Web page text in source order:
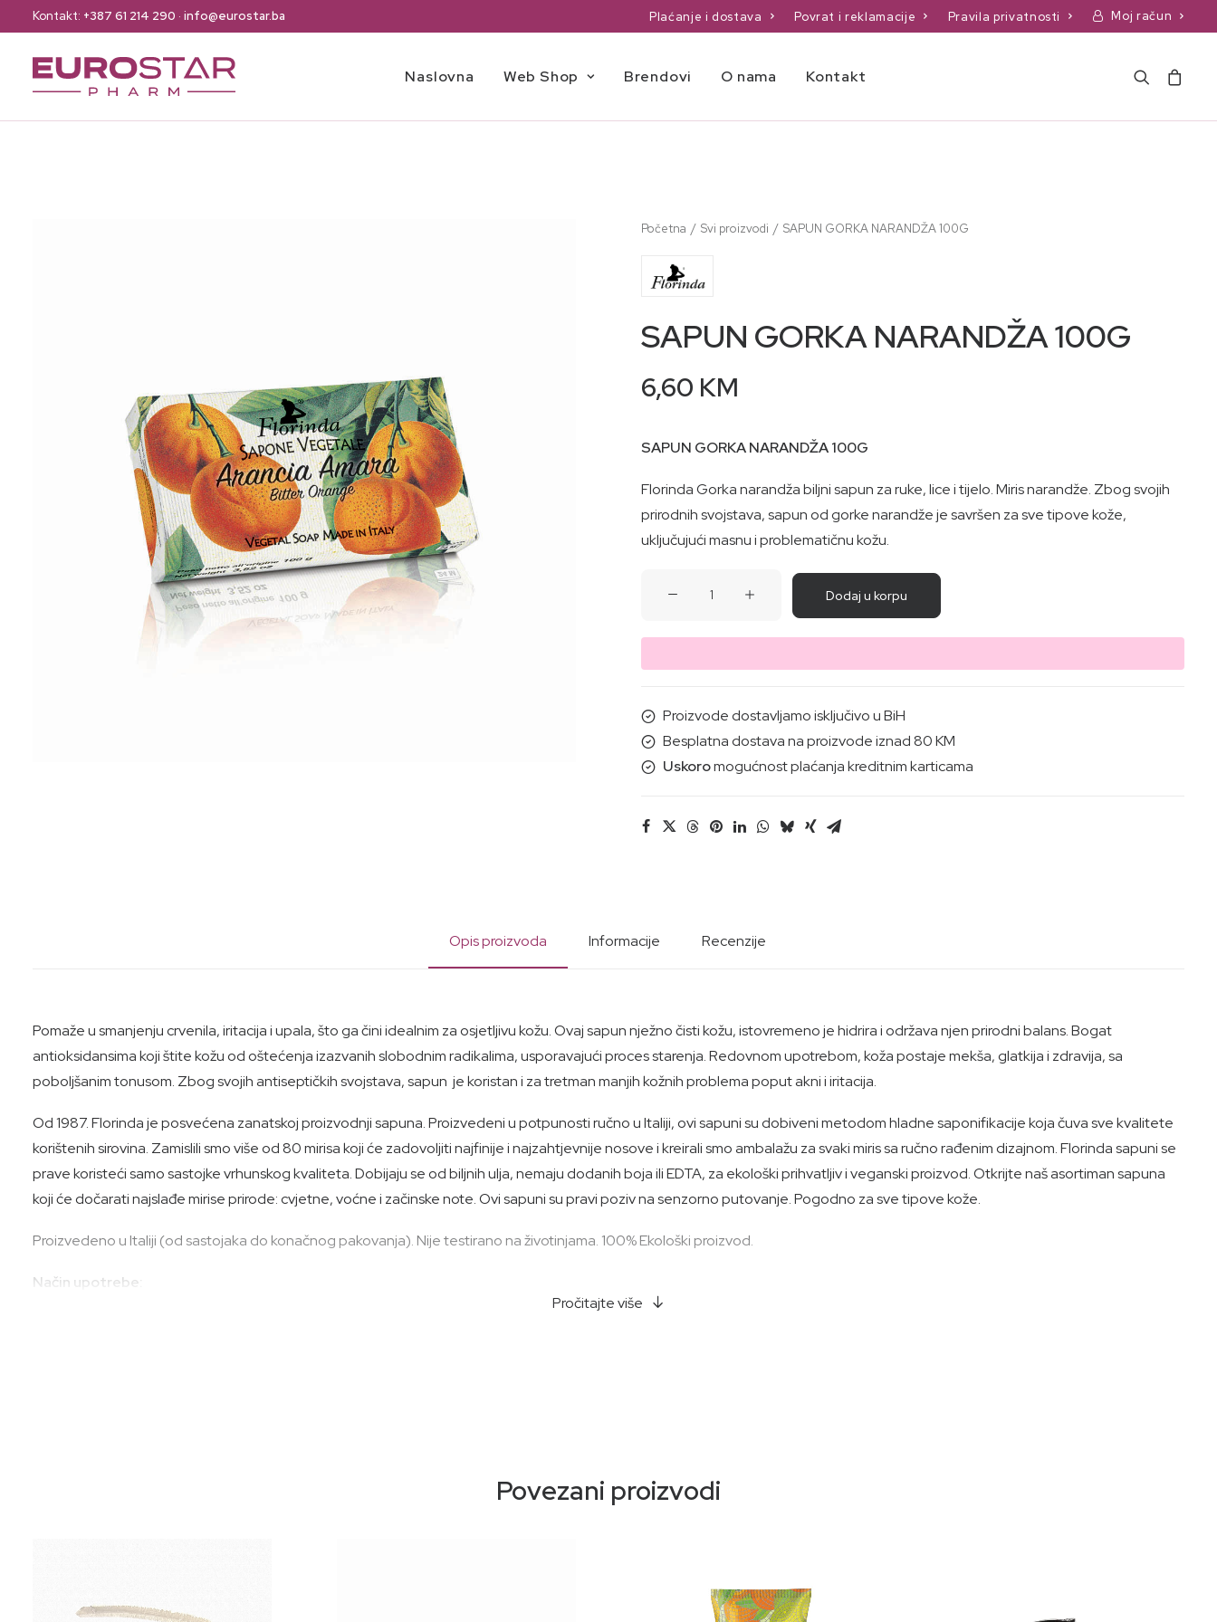
Kontakt: +387 61 214 290 · info@eurostar.ba Plaćanje i dostava Povrat i reklamacije Pravila privatnosti Moj račun
Naslovna Web Shop Brendovi O nama Kontakt
Početna Svi proizvodi SAPUN GORKA NARANDŽA 100G
SAPUN GORKA NARANDŽA 100G
6,60 KM
SAPUN GORKA NARANDŽA 100G
Florinda Gorka narandža biljni sapun za ruke, lice i tijelo. Miris narandže. Zbog svojih
prirodnih svojstava, sapun od gorke narandže je savršen za sve tipove kože,
uključujući masnu i problematičnu kožu.
Dodaj u korpu
Proizvode dostavljamo isključivo u BiH
Besplatna dostava na proizvode iznad 80 KM
Uskoromogućnost plaćanja kreditnim karticama
Opis proizvoda Informacije Recenzije
Pomaže u smanjenju crvenila, iritacija i upala, što ga čini idealnim za osjetljivu kožu. Ovaj sapun nježno čisti kožu, istovremeno je hidrira i održava njen prirodni balans. Bogat
antioksidansima koji štite kožu od oštećenja izazvanih slobodnim radikalima, usporavajući proces starenja. Redovnom upotrebom, koža postaje mekša, glatkija i zdravija, sa
poboljšanim tonusom. Zbog svojih antiseptičkih svojstava, sapun je koristan i za tretman manjih kožnih problema poput akni i iritacija.
Od 1987. Florinda je posvećena zanatskoj proizvodnji sapuna. Proizvedeni u potpunosti ručno u Italiji, ovi sapuni su dobiveni metodom hladne saponifikacije koja čuva sve kvalitete
korištenih sirovina. Zamislili smo više od 80 mirisa koji će zadovoljiti najfinije i najzahtjevnije nosove i kreirali smo ambalažu za svaki miris sa ručno rađenim dizajnom. Florinda sapuni se
prave koristeći samo sastojke vrhunskog kvaliteta. Dobijaju se od biljnih ulja, nemaju dodanih boja ili EDTA, za ekološki prihvatljiv i veganski proizvod. Otkrijte naš asortiman sapuna
koji će dočarati najslađe mirise prirode: cvjetne, voćne i začinske note. Ovi sapuni su pravi poziv na senzorno putovanje. Pogodno za sve tipove kože.
Proizvedeno u Italiji (od sastojaka do konačnog pakovanja). Nije testirano na životinjama. 100% Ekološki proizvod.
Način upotrebe:
Pročitajte više
Povezani proizvodi